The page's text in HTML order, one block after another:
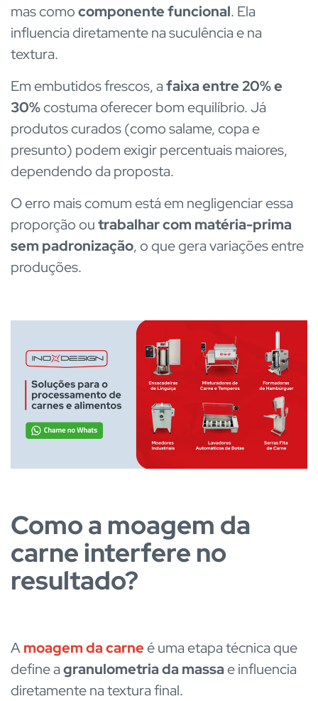
mas comocomponente funcional. Ela
influencia diretamente na suculência e na
textura.
Em embutidos frescos, afaixa entre 20% e
30%costuma oferecer bom equilíbrio. Já
produtos curados (como salame, copa e
presunto) podem exigir percentuais maiores,
dependendo da proposta.
O erro mais comum está em negligenciar essa
proporção outrabalhar com matéria-prima
sem padronização, o que gera variações entre
produções.
Como a moagem da
carne interfere no
resultado?
Amoagem da carneé uma etapa técnica que
define agranulometria da massae influencia
diretamente na textura final.